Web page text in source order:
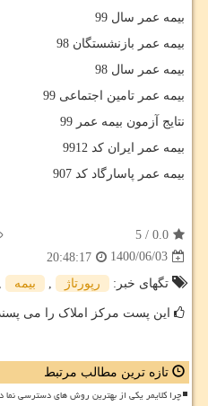
بیمه عمر سال 99
بیمه عمر بازنشستگان 98
بیمه عمر سال 98
بیمه عمر تامین اجتماعی 99
نتایج آزمون بیمه عمر 99
بیمه عمر ایران کد 9912
بیمه عمر پاسارگاد کد 907
0.0
/
5
1400/06/03
20:48:17
تگهای خبر:
رپورتاژ , بیمه ,
این پست مرکز املاک را می
تازه ترین مطالب مرتبط
چرا کلایمر یکی از بهترین روش های دسترسی نما